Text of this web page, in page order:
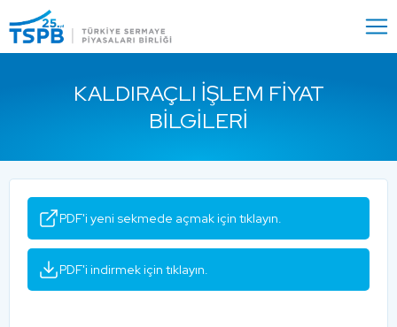
Close
KALDIRAÇLI İŞLEM FIYAT
BILGILERI
PDF'i yeni sekmede açmak için tıklayın.
PDF'i indirmek için tıklayın.